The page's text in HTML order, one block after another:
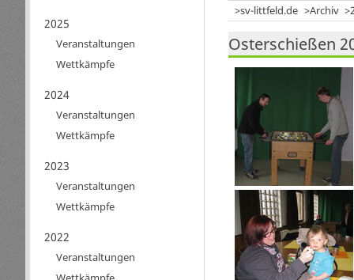
sv-littfeld.de Archiv
Osterschießen
Navigation
überspringen
2025
Veranstaltungen
Wettkämpfe
2024
Veranstaltungen
Wettkämpfe
2023
Veranstaltungen
Wettkämpfe
2022
Veranstaltungen